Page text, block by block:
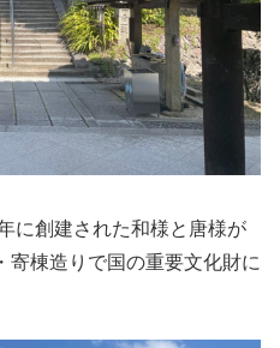
に創建された和様と唐様が
寄棟造りで国の重要文化財に